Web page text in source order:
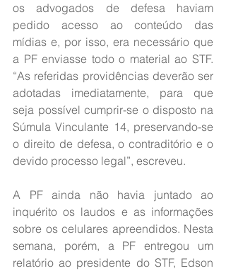
os advogados de defesa haviam
pedido acesso ao conteúdo das
mídias e, por isso, era necessário que
a PF enviasse todo o material ao STF.
“As referidas providências deverão ser
adotadas imediatamente, para que
seja possível cumprir-se o disposto na
Súmula Vinculante 14, preservando-se
o direito de defesa, o contraditório e o
devido processo legal”, escreveu.
A PF ainda não havia juntado ao
inquérito os laudos e as informações
sobre os celulares apreendidos. Nesta
semana, porém, a PF entregou um
relatório ao presidente do STF, Edson